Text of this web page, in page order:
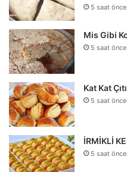
5 saat önce
Mis Gibi
5 saat önce
Kat Kat
5 saat önce
İRMİKLİ
5 saat önce